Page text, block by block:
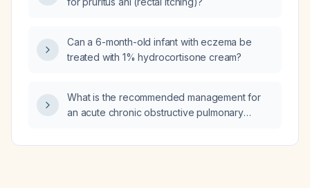
Can a 6-month-old infant with eczema be
treated with 1% hydrocortisone cream?
What is the recommended management for
an acute chronic obstructive pulmonary